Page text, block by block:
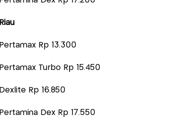
Riau
Pertamax Rp 13.300
Pertamax Turbo Rp 15.450
Dexlite Rp 16.850
Pertamina Dex Rp 17.550